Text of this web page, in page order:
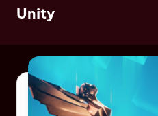
Unity